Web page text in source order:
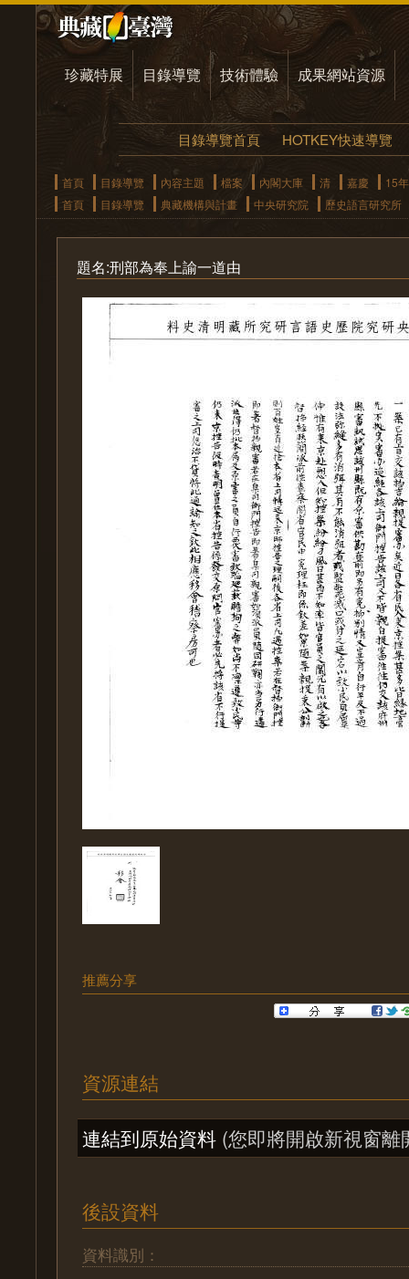
珍藏特展 目錄導覽 技術體驗 成果網站資源
目錄導覽首頁 HOTKEY快速導覽
首頁 目錄導覽 內容主題 檔案 內閣大庫 清 嘉慶
15年
首頁
目錄導覽 典藏機構與計畫 中央研究院 歷史語言研究所
題名:刑部為奉上諭一道由
推薦分享
資源連結
連結到原始資料 (您即將開啟新視窗離
後設資料
資料識別：